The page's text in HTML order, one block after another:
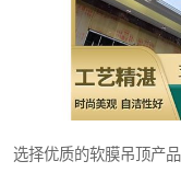
选择优质的软膜吊顶产